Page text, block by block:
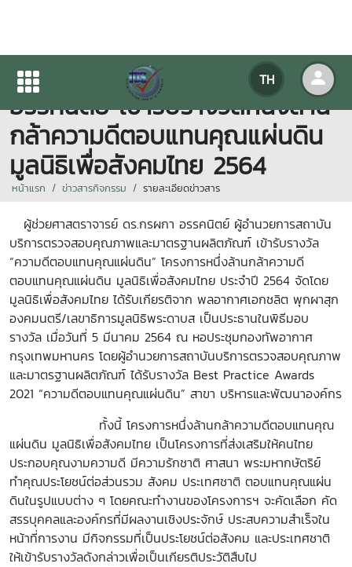
TH
ผู้ช่วยศาสตราจารย์ ดร.กรผกา
อรรคนิตย์ เข้ารับรางวัลหนึ่งล้าน
กล้าความดีตอบแทนคุณแผ่นดิน
มูลนิธิเพื่อสังคมไทย 2564
หน้าแรก ข่าวสารกิจกรรม รายละเอียดข่าวสาร
ผู้ช่วยศาสตราจารย์ ดร.กรผกา อรรคนิตย์ ผู้อำนวยการสถาบัน
บริการตรวจสอบคุณภาพและมาตรฐานผลิตภัณฑ์ เข้ารับรางวัล
“ความดีตอบแทนคุณแผ่นดิน” โครงการหนึ่งล้านกล้าความดี
ตอบแทนคุณแผ่นดิน มูลนิธิเพื่อสังคมไทย ประจำปี 2564 จัดโดย
มูลนิธิเพื่อสังคมไทย ได้รับเกียรติจาก พลอากาศเอกชลิต พุกผาสุก
องคมนตรี/เลขาธิการมูลนิธิพระดาบส เป็นประธานในพิธีมอบ
รางวัล เมื่อวันที่ 5 มีนาคม 2564 ณ หอประชุมกองทัพอากาศ
กรุงเทพมหานคร โดยผู้อำนวยการสถาบันบริการตรวจสอบคุณภาพ
และมาตรฐานผลิตภัณฑ์ ได้รับรางวัล Best Practice Awards
2021 “ความดีตอบแทนคุณแผ่นดิน” สาขา บริหารและพัฒนาองค์กร
ทั้งนี้ โครงการหนึ่งล้านกล้าความดีตอบแทนคุณ
แผ่นดิน มูลนิธิเพื่อสังคมไทย เป็นโครงการที่ส่งเสริมให้คนไทย
ประกอบคุณงามความดี มีความรักชาติ ศาสนา พระมหากษัตริย์
ทำคุณประโยชน์ต่อส่วนรวม สังคม ประเทศชาติ ตอบแทนคุณแผ่น
ดินในรูปแบบต่าง ๆ โดยคณะทำงานของโครงการฯ จะคัดเลือก คัด
สรรบุคคลและองค์กรที่มีผลงานเชิงประจักษ์ ประสบความสำเร็จใน
หน้าที่การงาน มีกิจกรรมที่เป็นประโยชน์ต่อสังคม และประเทศชาติ
ให้เข้ารับรางวัลดังกล่าวเพื่อเป็นเกียรติประวัติสืบไป